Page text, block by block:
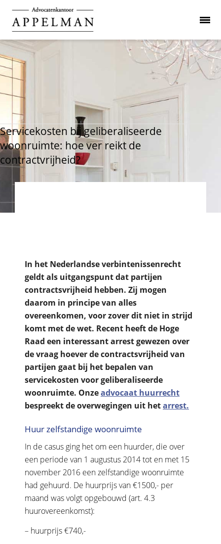
Servicekosten bij geliberaliseerde
woonruimte: hoe ver reikt de
contractvrijheid?
In het Nederlandse verbintenissenrecht
geldt als uitgangspunt dat partijen
contractsvrijheid hebben. Zij mogen
daarom in principe van alles
overeenkomen, voor zover dit niet in strijd
komt met de wet. Recent heeft de Hoge
Raad een interessant arrest gewezen over
de vraag hoever de contractsvrijheid van
partijen gaat bij het bepalen van
servicekosten voor geliberaliseerde
woonruimte. Onzeadvocaat huurrecht
bespreekt de overwegingen uit hetarrest.
Huur zelfstandige woonruimte
In de casus ging het om een huurder, die over
een periode van 1 augustus 2014 tot en met 15
november 2016 een zelfstandige woonruimte
had gehuurd. De huurprijs van €1500,- per
maand was volgt opgebouwd (art. 4.3
huurovereenkomst):
– huurprijs €740,-